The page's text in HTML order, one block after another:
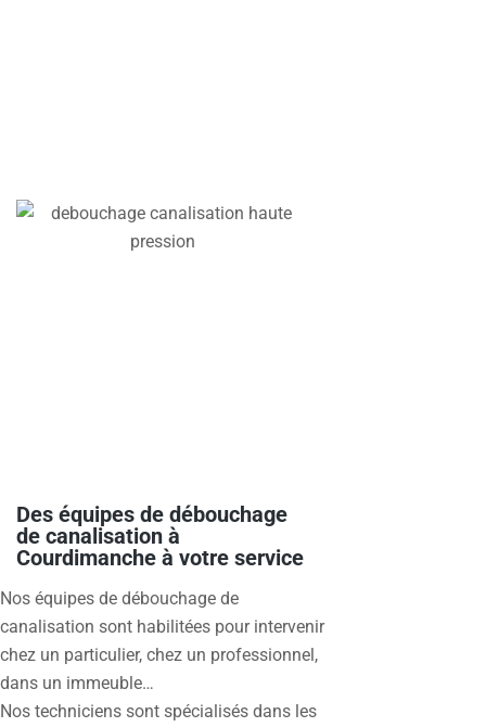
Des équipes de débouchage
de canalisation à
Courdimanche à votre service
Nos équipes de débouchage de
canalisation sont habilitées pour intervenir
chez un particulier, chez un professionnel,
dans un immeuble…
Nos techniciens sont spécialisés dans les